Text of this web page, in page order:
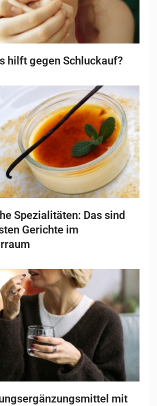
hilft gegen Schluckauf?
Spezialitäten: Das sind
Gerichte im
mit